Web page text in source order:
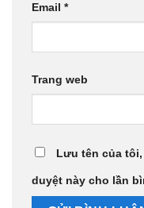
Email *
Trang web
Lưu tên của
duyệt này cho lần